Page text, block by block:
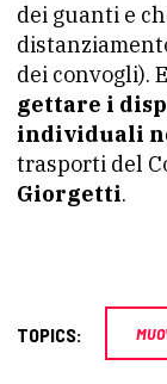
dei guanti e
dei convogli).
gettare i
individuali
trasporti del
Giorgetti.
TOPICS: